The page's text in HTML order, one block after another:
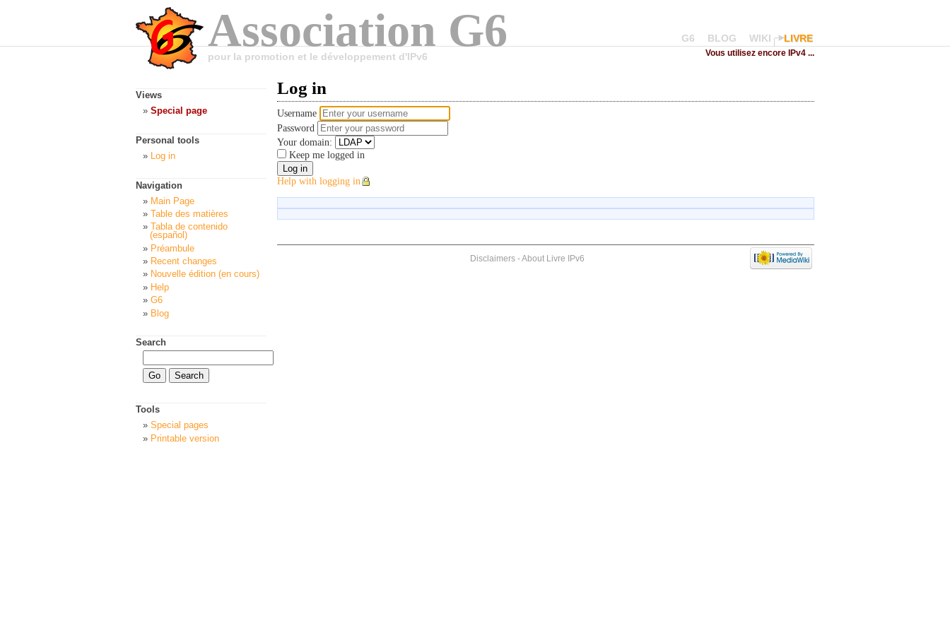
Association G6
pour la promotion et le développement d'IPv6
G6 BLOG WIKI LIVRE
Vous utilisez encore IPv4 ...
Log in
Username
Password
Your domain:
Keep me logged in
Help with logging in
Views
Special page
Personal tools
Log in
Navigation
Main Page
Table des matières
Tabla de contenido
(español)
Préambule
Recent changes
Nouvelle édition (en cours)
Help
G6
Blog
Search
Tools
Special pages
Printable version
Disclaimers-About Livre IPv6